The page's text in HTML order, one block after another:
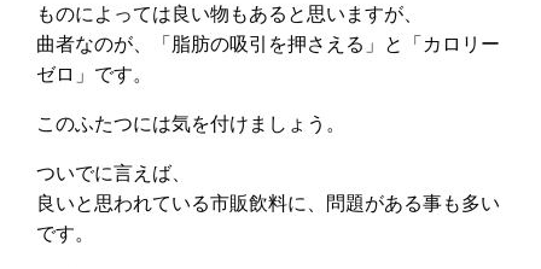
ものによっては良い物もあると思いますが、
曲者なのが、「脂肪の吸引を押さえる」と「カロリー
ゼロ」です。
このふたつには気を付けましょう。
ついでに言えば、
良いと思われている市販飲料に、問題がある事も多い
です。